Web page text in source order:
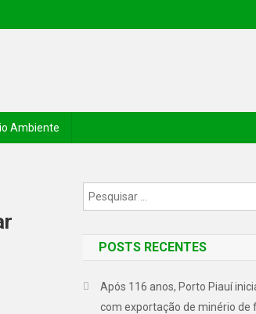
Ambiente
POSTS RECENTES
Após 116 anos, Porto Piauí
com exportação de minério de